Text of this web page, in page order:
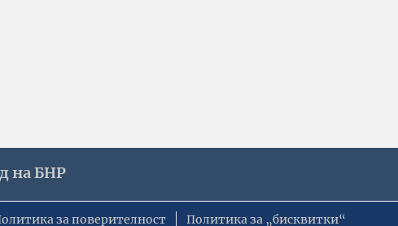
на БНР
за поверителност Политика за „бисквитки“